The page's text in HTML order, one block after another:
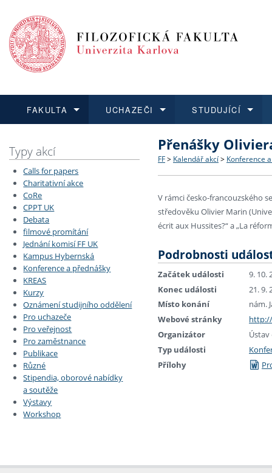
FAKULTA
Dozvědět se více
Struktura a historie
Strategie a další
Podpora a benefity pro
Fakultní školy FF UK
UCHAZEČI
Podat přihlášku
Co studovat a jak se
Učitelské studijní
Informace k průběhu
STUDUJÍCÍ
Dozvědět se více
Bakalářské a magisterské
Doktorské studium
Rigorózní řízení
Dozvědět se více
O vědě a výzkumu na FF
Akademické kvalifikace
Granty a projekty
Dozvědět se více
Aktuální nabídky a
Vyjíždějící studenti
Přijíždějící studenti
Typy akcí
Calls for papers
Charitativní akce
CoRe
CPPT UK
Debata
filmové promítání
Jednání komisí FF UK
Kampus Hybernská
Konference a přednášky
KREAS
Kurzy
Oznámení studijního oddělení
Pro uchazeče
Pro veřejnost
Pro zaměstnance
Publikace
Různé
Stipendia, oborové nabídky
a soutěže
Výstavy
Workshop
Přenášky
FF > Kalendář akcí > Konference
V rámci česko-francouzského
středověku Olivier Marin
écrit aux Hussites?“ a „La
Podrobnosti
Začátek události
9. 10.
Konec události
21. 9.
Místo konání
nám.
Webové stránky
Organizátor
Ústav
Typ události
Přílohy